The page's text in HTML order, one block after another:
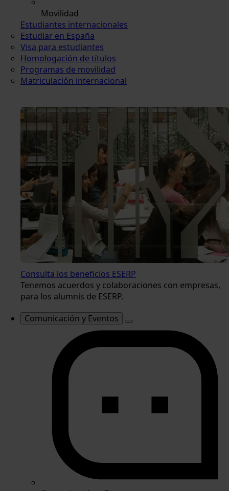
Movilidad
Estudiantes internacionales
Estudiar en España
Visa para estudiantes
Homologación de títulos
Programas de movilidad
Matriculación internacional
Consulta los beneficios ESERP
Tenemos acuerdos y colaboraciones con empresas,
para los alumnis de ESERP.
Comunicación y Eventos